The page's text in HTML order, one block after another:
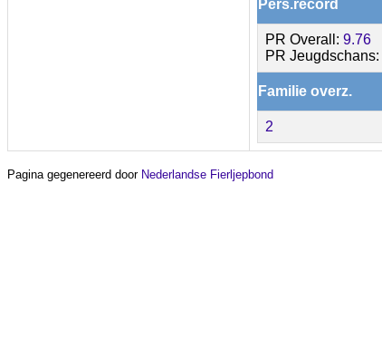
Pers.record
PR Overall: 9.76
PR Jeugdschans:
Familie overz.
2
Pagina gegenereerd door Nederlandse Fierljepbond